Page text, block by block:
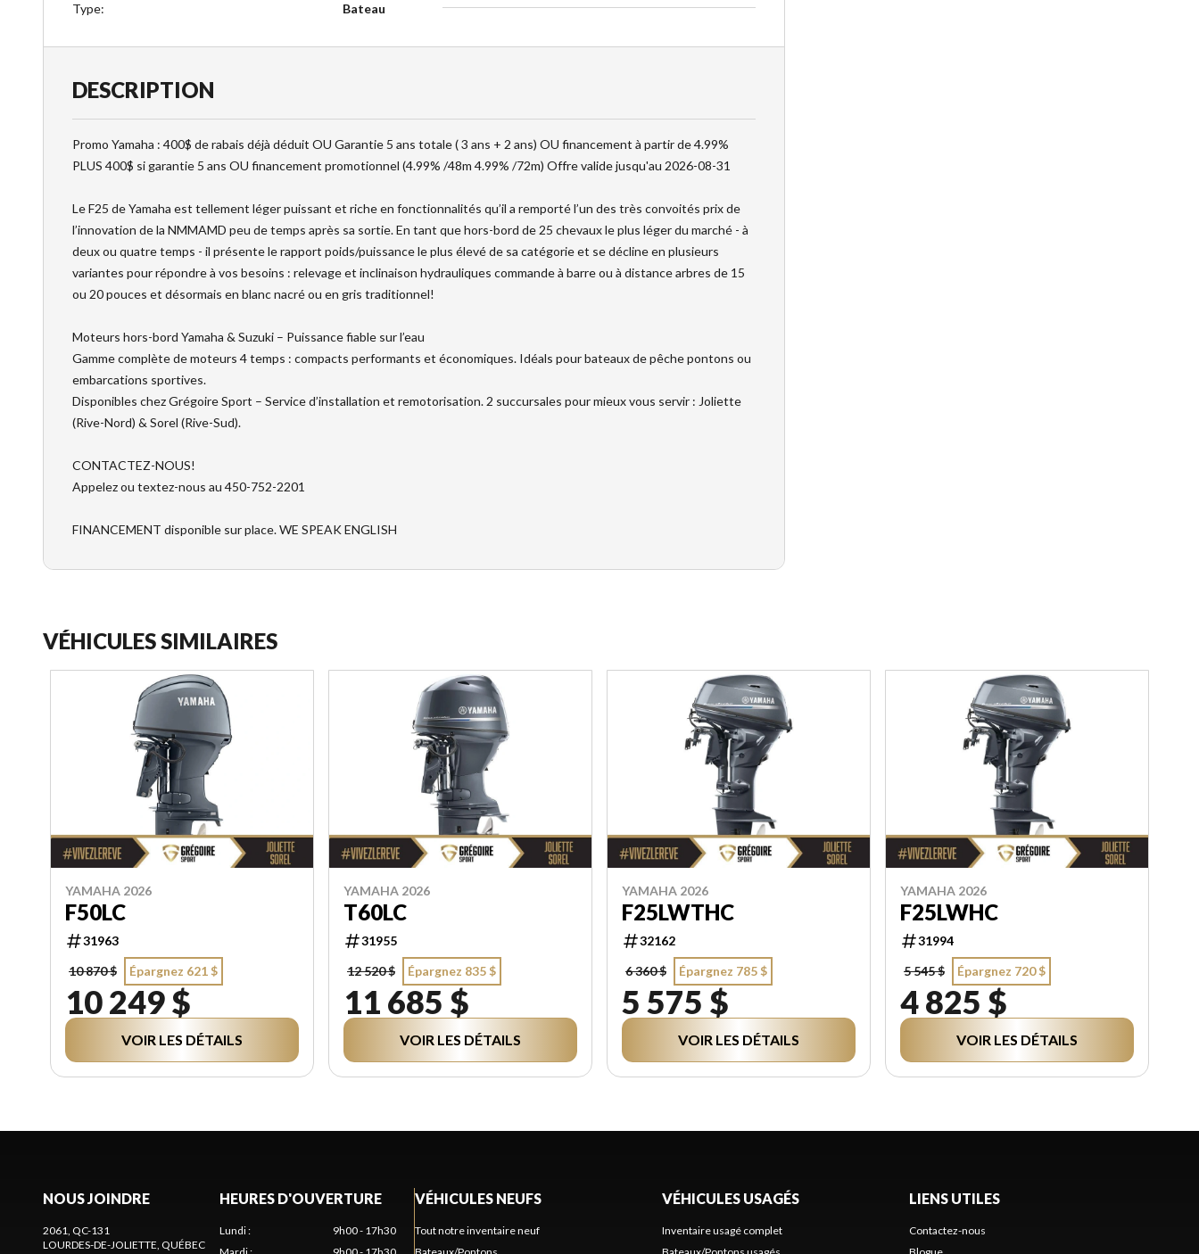
Type: Bateau
DESCRIPTION
Promo Yamaha : 400$ de rabais déjà déduit OU Garantie 5 ans totale ( 3 ans + 2 ans) OU financement à partir de 4.99%
PLUS 400$ si garantie 5 ans OU financement promotionnel (4.99% /48m 4.99% /72m) Offre valide jusqu'au 2026-08-31
Le F25 de Yamaha est tellement léger puissant et riche en fonctionnalités qu’il a remporté l’un des très convoités prix de
l’innovation de la NMMAMD peu de temps après sa sortie. En tant que hors-bord de 25 chevaux le plus léger du marché - à
deux ou quatre temps - il présente le rapport poids/puissance le plus élevé de sa catégorie et se décline en plusieurs
variantes pour répondre à vos besoins : relevage et inclinaison hydrauliques commande à barre ou à distance arbres de 15
ou 20 pouces et désormais en blanc nacré ou en gris traditionnel!
Moteurs hors-bord Yamaha & Suzuki – Puissance fiable sur l’eau
Gamme complète de moteurs 4 temps : compacts performants et économiques. Idéals pour bateaux de pêche pontons ou
embarcations sportives.
Disponibles chez Grégoire Sport – Service d’installation et remotorisation. 2 succursales pour mieux vous servir : Joliette
(Rive-Nord) & Sorel (Rive-Sud).
CONTACTEZ-NOUS!
Appelez ou textez-nous au 450-752-2201
FINANCEMENT disponible sur place. WE SPEAK ENGLISH
VÉHICULES SIMILAIRES
YAMAHA 2026
F50LC
31963
10 870 $
Épargnez 621 $
10 249 $
VOIR LES DÉTAILS
YAMAHA 2026
T60LC
31955
12 520 $
Épargnez 835 $
11 685 $
VOIR LES DÉTAILS
YAMAHA 2026
F25LWTHC
32162
6 360 $
Épargnez 785 $
5 575 $
VOIR LES DÉTAILS
YAMAHA 2026
F25LWHC
31994
5 545 $
Épargnez 720 $
4 825 $
VOIR LES DÉTAILS
NOUS JOINDRE
2061, QC-131
LOURDES-DE-JOLIETTE , QUÉBEC
HEURES D'OUVERTURE
Lundi:
9h00 - 17h30
Mardi: 9h00 - 17h30
VÉHICULES NEUFS
Tout notre inventaire neuf
Bateaux/Pontons
VÉHICULES USAGÉS
Inventaire usagé complet
Bateaux/Pontons usagés
LIENS UTILES
Contactez-nous
Blogue